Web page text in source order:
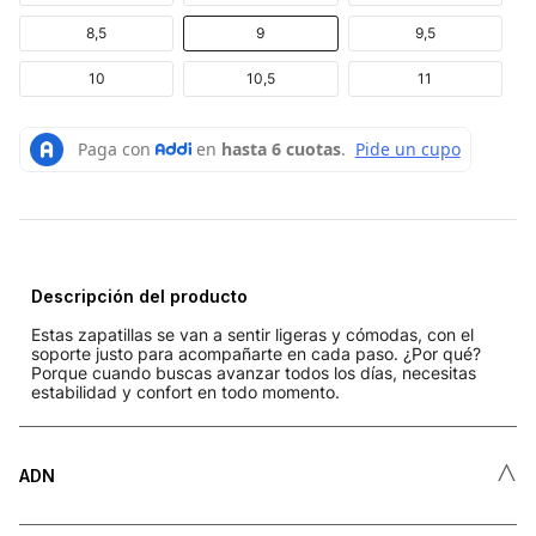
10 11
9
10,5
8,5 9,5
Descripción del producto
Estas zapatillas se van a sentir ligeras y cómodas, con el
soporte justo para acompañarte en cada paso. ¿Por qué?
Porque cuando buscas avanzar todos los días, necesitas
estabilidad y confort en todo momento.
ADN ˄